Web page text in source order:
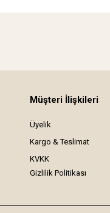
Müşteri İlişkileri
Üyelik
Kargo & Teslimat
KVKK
Gizlilik Politikası